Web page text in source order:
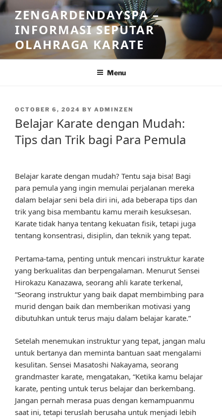
Skip
to
content
ZENGARDENDAYSPA –
INFORMASI SEPUTAR
OLAHRAGA KARATE
Menu
POSTED
OCTOBER 6, 2024 BY ADMINZEN
Belajar Karate dengan Mudah:
Tips dan Trik bagi Para Pemula
Belajar karate dengan mudah? Tentu saja bisa! Bagi
para pemula yang ingin memulai perjalanan mereka
dalam belajar seni bela diri ini, ada beberapa tips dan
trik yang bisa membantu kamu meraih kesuksesan.
Karate tidak hanya tentang kekuatan fisik, tetapi juga
tentang konsentrasi, disiplin, dan teknik yang tepat.
Pertama-tama, penting untuk mencari instruktur karate
yang berkualitas dan berpengalaman. Menurut Sensei
Hirokazu Kanazawa, seorang ahli karate terkenal,
“Seorang instruktur yang baik dapat membimbing para
murid dengan baik dan memberikan motivasi yang
dibutuhkan untuk terus maju dalam belajar karate.”
Setelah menemukan instruktur yang tepat, jangan malu
untuk bertanya dan meminta bantuan saat mengalami
kesulitan. Sensei Masatoshi Nakayama, seorang
grandmaster karate, mengatakan, “Ketika kamu belajar
karate, penting untuk terus belajar dan berkembang.
Jangan pernah merasa puas dengan kemampuanmu
saat ini, tetapi teruslah berusaha untuk menjadi lebih